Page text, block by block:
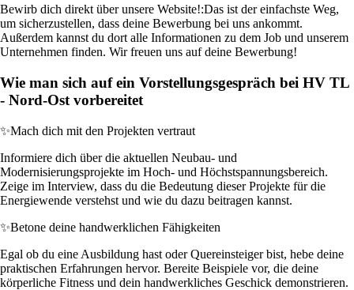
Bewirb dich direkt über unsere Website!:Das ist der einfachste Weg,
um sicherzustellen, dass deine Bewerbung bei uns ankommt.
Außerdem kannst du dort alle Informationen zu dem Job und unserem
Unternehmen finden. Wir freuen uns auf deine Bewerbung!
Wie man sich auf ein Vorstellungsgespräch bei HV TL
- Nord-Ost vorbereitet
✨Mach dich mit den Projekten vertraut
Informiere dich über die aktuellen Neubau- und
Modernisierungsprojekte im Hoch- und Höchstspannungsbereich.
Zeige im Interview, dass du die Bedeutung dieser Projekte für die
Energiewende verstehst und wie du dazu beitragen kannst.
✨Betone deine handwerklichen Fähigkeiten
Egal ob du eine Ausbildung hast oder Quereinsteiger bist, hebe deine
praktischen Erfahrungen hervor. Bereite Beispiele vor, die deine
körperliche Fitness und dein handwerkliches Geschick demonstrieren.